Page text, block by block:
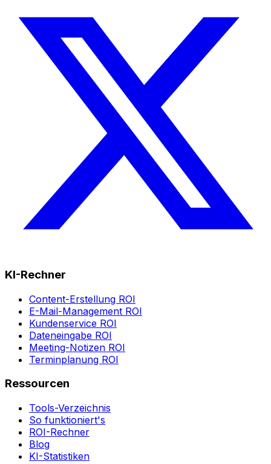
KI-Rechner
Content-Erstellung ROI
E-Mail-Management ROI
Kundenservice ROI
Dateneingabe ROI
Meeting-Notizen ROI
Terminplanung ROI
Ressourcen
Tools-Verzeichnis
So funktioniert's
ROI-Rechner
Blog
KI-Statistiken